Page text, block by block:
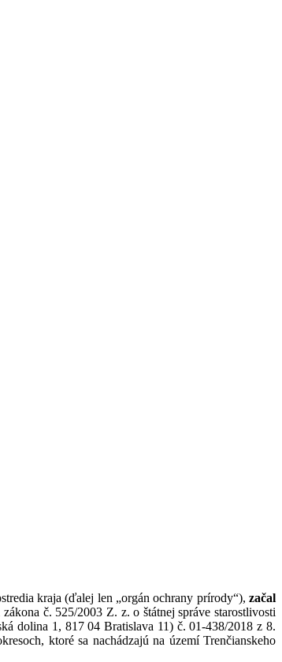
kraja (ďalej len „orgán ochrany prírody“), začal
č. 525/2003 Z. z. o štátnej správe starostlivosti
dolina 1, 817 04 Bratislava 11) č. 01-438/2018 z 8.
ktoré sa nachádzajú na území Trenčianskeho